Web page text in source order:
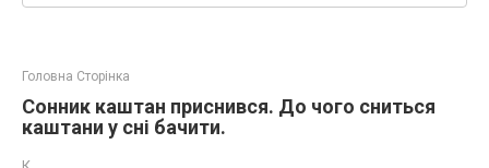
Головна Сторінка
Сонник каштан приснився. До чого сниться
каштани у сні бачити.